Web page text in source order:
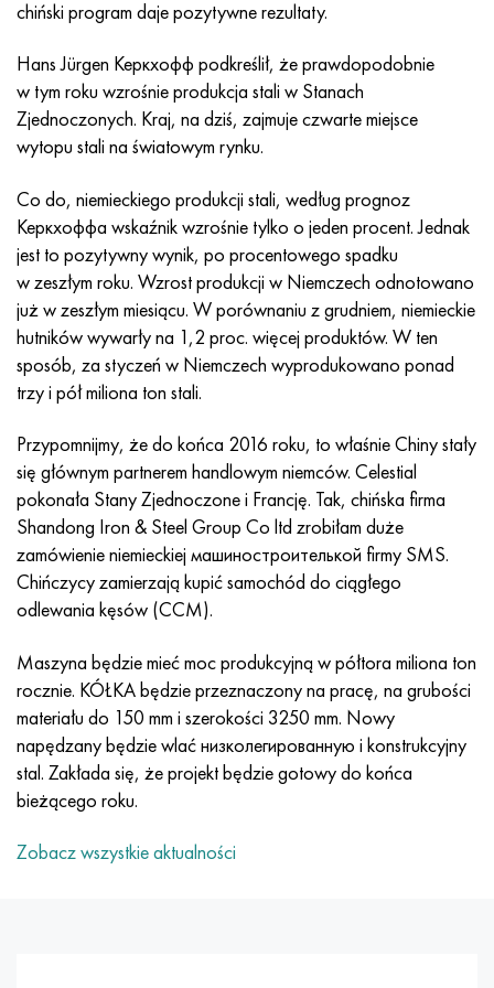
chiński program daje pozytywne rezultaty.
Hans Jürgen Керкхофф podkreślił, że prawdopodobnie
w tym roku wzrośnie produkcja stali w Stanach
Zjednoczonych. Kraj, na dziś, zajmuje czwarte miejsce
wytopu stali na światowym rynku.
Co do, niemieckiego produkcji stali, według prognoz
Керкхоффа wskaźnik wzrośnie tylko o jeden procent. Jednak
jest to pozytywny wynik, po procentowego spadku
w zeszłym roku. Wzrost produkcji w Niemczech odnotowano
już w zeszłym miesiącu. W porównaniu z grudniem, niemieckie
hutników wywarły na 1,2 proc. więcej produktów. W ten
sposób, za styczeń w Niemczech wyprodukowano ponad
trzy i pół miliona ton stali.
Przypomnijmy, że do końca 2016 roku, to właśnie Chiny stały
się głównym partnerem handlowym niemców. Celestial
pokonała Stany Zjednoczone i Francję. Tak, chińska firma
Shandong Iron & Steel Group Co ltd zrobiłam duże
zamówienie niemieckiej машиностроителькой firmy SMS.
Chińczycy zamierzają kupić samochód do ciągłego
odlewania kęsów (CCM).
Maszyna będzie mieć moc produkcyjną w półtora miliona ton
rocznie. KÓŁKA będzie przeznaczony na pracę, na grubości
materiału do 150 mm i szerokości 3250 mm. Nowy
napędzany będzie wlać низколегированную i konstrukcyjny
stal. Zakłada się, że projekt będzie gotowy do końca
bieżącego roku.
Zobacz wszystkie aktualności
Incotherm
Incotest
Jette M152
marowanie 250
Rene 41
Marażowanie 300
Marażowanie 350
MP35N
MP159
Multimet n155
Nikrofer 5923 HMO
Nicrofer 6030
Nitronik 40
Nitronik 50
47nd
47НХР
49KF
Stop 50N
Stop 50NP
50NHS
Stop 52N
52K12F
56DGNH
68NKhVKTYu
79NM, Magnifer 7904
80 mil morskich
80NMV-VI
80NHS
HN62VMYUT
HN62MVKYU
HN63MB
HN65VMTYU
KhN67MVTYu
KhN68VKTYU
KhN68VMTYUK-vd
HN70VMTYU
HN73MBTYu
XN70YU
HN75MBTYu
XN75TBYu
XN77TYu
XN77TYUR
WT-35
PT-1M
PT-3V
2B
SPT-2 sv
AT3
3M
TL3
5B
TL5
NA 6
TS-6
14 tytan
SP-17
1.4466 - AISI 310MoLn
Stop Al6xn
15-7Ph® - 1.4532
1.4542 - 17-4Ph®
Custom 455® - 1.4543 - uns 45500
1.4545 - 15-5Ph®
1.4548 - 17-4Ph®
1.4550 - AISI 347
1.4567 - AISI 304Cu
1.4570-aisi303Cu
1.4574 - Stop PH 15-7 Mo®
1.4580 - AISI 316Cb
1.4597 - AISI 204Cu
Stop 28 - 1.4563
10X17H13M3T
10X18N18Yu4D
11X11N2V2MF
13H11N2V2MF
15x11mf
15х12vnmf
15Х12Н2MVFAB
15X16K5N2MVFAB
15X16H2AM
18X11MNFB
18X12VMBFR
20X12VNMF
20Х3MFW
21NKMT
2,0872, CuNi10Fe1Mn, Cw352h
Silikonowy brąz aluminiowy
CW301G, C64200
C65500, CuAl11Fe3
C65620, CuSi3Fe2Zn3
C65100, CuSi1,5
Brąz cynowo-ołowiowy
c92200, CuSn6Zn4Pb2
Czerwony mosiądz
C84400, CuSn2ZnPb
C83600, CuSn5ZnPb
45G2, 45g2, AISI 1144
Stal konstrukcyjna stopowa
10g2, 10g2, AISI 1513
AC14, 11SMnPb30
20G, 20min5
20XH3A, AISI 4320, 20hn3a
20HM, 24CrMo5, 20hm
25KhGM, 20CrMo5, 1.7264
30X, AISI 5130, 30 godz
30hg, 30hg
30hgsa, 30hgsa
30hgsn2a, 30hgsna
30xn2ma, 30CrNiMo8
30хн3а, 31nicr14
Р6М5, 1.3343, hs6-5-2, sw7m
Р6М5К5, 1.3243, hs6-5-2-5
R6M5F3, 1.3344, hs6-5-3
R12F3, 1.3318, sw12
P18, 1.3355, hs18-0-1, sw18
Stal węglowa
У10,1.1645, C105W1
11G12, 110G13L, X120Mn12